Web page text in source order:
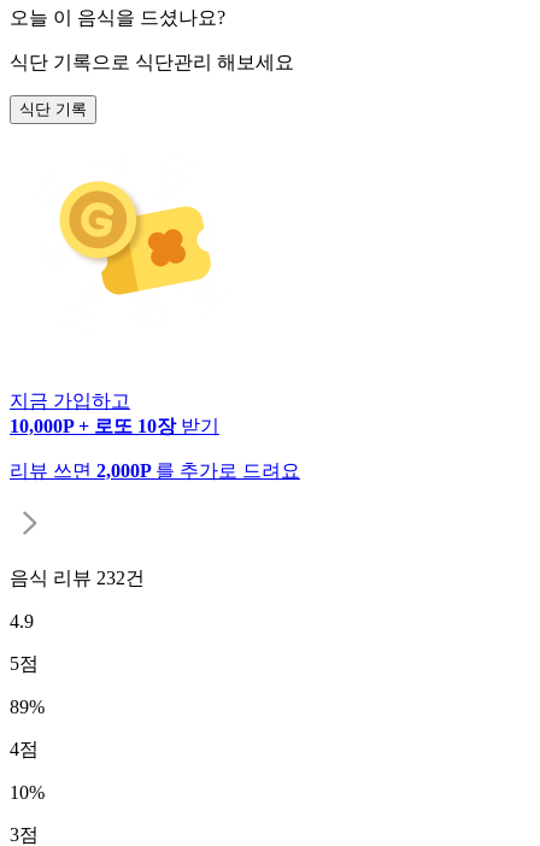
오늘 이 음식을 드셨나요?
식단 기록으로 식단관리 해보세요
식단 기록
지금 가입하고
10,000P + 로또 10장 받기
리뷰 쓰면 2,000P 를 추가로 드려요
음식 리뷰 232건
4.9
5점
89%
4점
10%
3점